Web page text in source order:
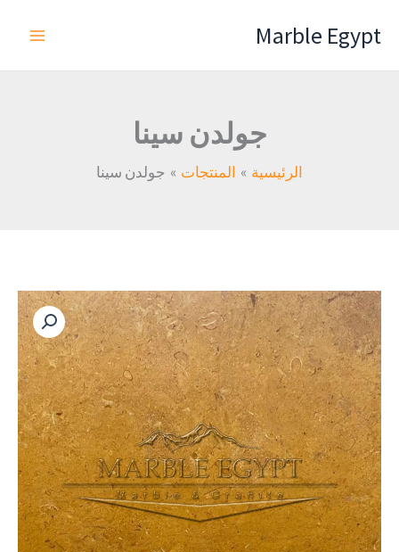
إلىMarble Egypt
جولدن سينا
الرئيسية المنتجات جولدن سينا